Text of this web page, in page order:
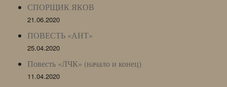
СПОРЩИК ЯКОВ
21.06.2020
ПОВЕСТЬ «АНТ»
25.04.2020
Повесть «ЛЧК» (начало и конец)
11.04.2020